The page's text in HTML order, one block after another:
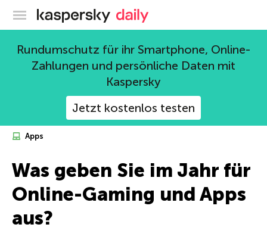
Offizieller Blog von Kaspersky
Rundumschutz für ihr Smartphone, Online-
Zahlungen und persönliche Daten mit
Kaspersky
Jetzt kostenlos testen
Apps
Was geben Sie im Jahr für
Online-Gaming und Apps
aus?